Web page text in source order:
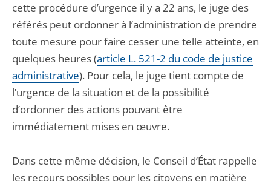
cette procédure d’urgence il y a 22 ans, le juge des
référés peut ordonner à l’administration de prendre
toute mesure pour faire cesser une telle atteinte, en
quelques heures (article L. 521-2 du code de justice
administrative). Pour cela, le juge tient compte de
l’urgence de la situation et de la possibilité
d’ordonner des actions pouvant être
immédiatement mises en œuvre.
Dans cette même décision, le Conseil d’État rappelle
les recours possibles pour les citoyens en matière